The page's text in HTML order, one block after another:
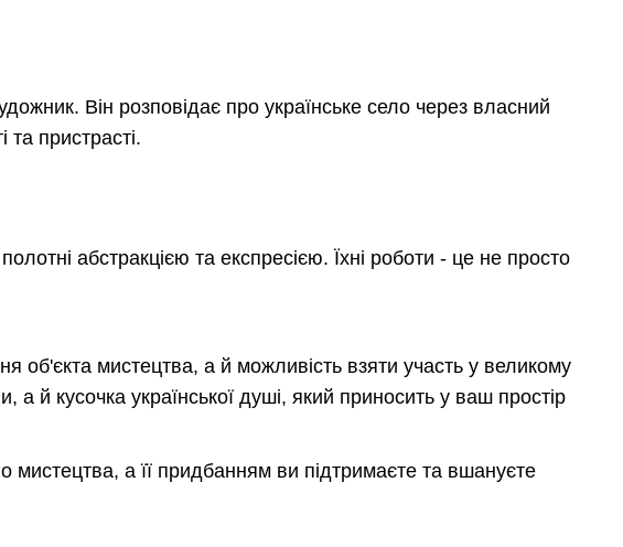
Він розповідає про українське село через власний
та пристрасті.
абстракцією та експресією. Їхні роботи - це не просто
об'єкта мистецтва, а й можливість взяти участь у великому
й кусочка української душі, який приносить у ваш простір
мистецтва, а її придбанням ви підтримаєте та вшануєте